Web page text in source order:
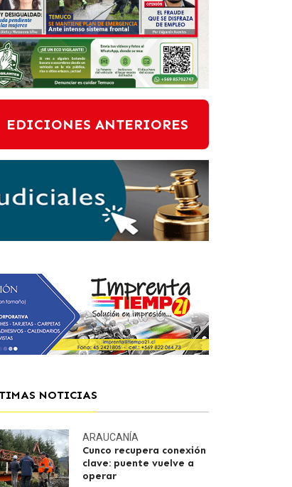
EDICIONES ANTERIORES
NOTICIAS
ARAUCANÍA
Cunco recupera conexión
clave: puente vuelve a
operar